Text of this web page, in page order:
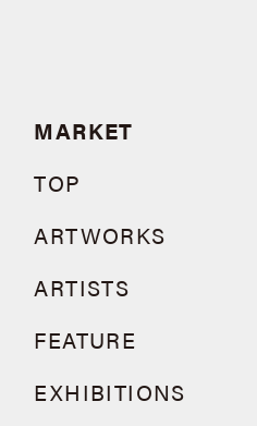
MARKET
TOP
ARTWORKS
ARTISTS
FEATURE
EXHIBITIONS